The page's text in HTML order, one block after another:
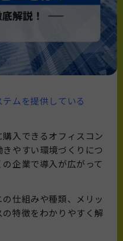
ムを提供している
入できるオフィスコン
やすい環境づくりにつ
企業で導入が広がって
仕組みや種類、メリッ
特徴をわかりやすく解